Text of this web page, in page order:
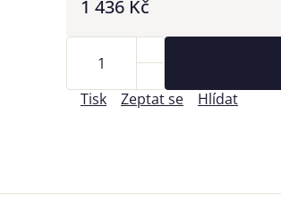
1 436 Kč
Tisk Zeptat se Hlídat